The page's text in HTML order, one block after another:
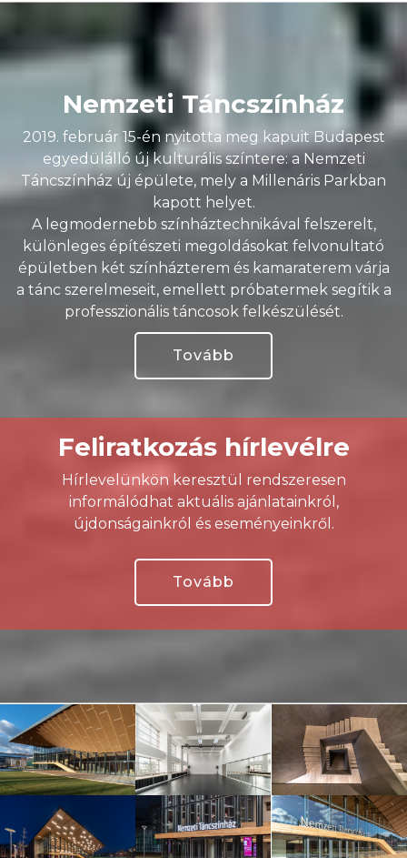
Nemzeti Táncszínház
2019. február 15-én nyitotta meg kapuit Budapest
egyedülálló új kulturális színtere: a Nemzeti
Táncszínház új épülete, mely a Millenáris Parkban
kapott helyet.
A legmodernebb színháztechnikával felszerelt,
különleges építészeti megoldásokat felvonultató
épületben két színházterem és kamaraterem várja
a tánc szerelmeseit, emellett próbatermek segítik a
professzionális táncosok felkészülését.
Tovább
Feliratkozás hírlevélre
Hírlevelünkön keresztül rendszeresen
informálódhat aktuális ajánlatainkról,
újdonságainkról és eseményeinkről.
Tovább